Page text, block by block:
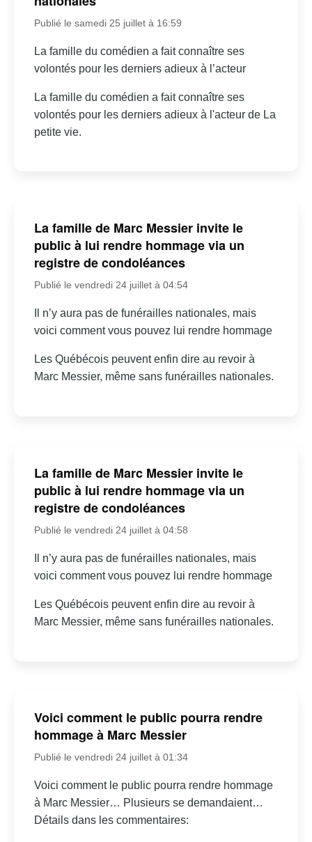
Publié le samedi 25 juillet à 16:59
La famille du comédien a fait connaître ses
volontés pour les derniers adieux à l’acteur
La famille du comédien a fait connaître ses
volontés pour les derniers adieux à l'acteur de La
petite vie.
La famille de Marc Messier invite le
public à lui rendre hommage via un
registre de condoléances
Publié le vendredi 24 juillet à 04:54
Il n’y aura pas de funérailles nationales, mais
voici comment vous pouvez lui rendre hommage
Les Québécois peuvent enfin dire au revoir à
Marc Messier, même sans funérailles nationales.
La famille de Marc Messier invite le
public à lui rendre hommage via un
registre de condoléances
Publié le vendredi 24 juillet à 04:58
Il n’y aura pas de funérailles nationales, mais
voici comment vous pouvez lui rendre hommage
Les Québécois peuvent enfin dire au revoir à
Marc Messier, même sans funérailles nationales.
Voici comment le public pourra rendre
hommage à Marc Messier
Publié le vendredi 24 juillet à 01:34
Voici comment le public pourra rendre hommage
à Marc Messier… Plusieurs se demandaient…
Détails dans les commentaires: